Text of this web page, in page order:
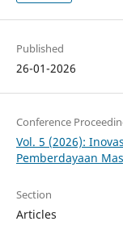
Published
26-01-2026
Conference
Vol. 5 (2026):
Pemberdayaan
Section
Articles